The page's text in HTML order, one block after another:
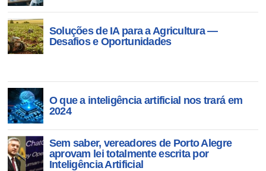
oferta
Soluções de IA para a Agricultura —
Desafios e Oportunidades
O que a inteligência artificial nos trará em
2024
Sem saber, vereadores de Porto Alegre
aprovam lei totalmente escrita por
Inteligência Artificial